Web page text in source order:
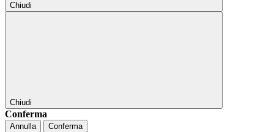
Chiudi
Chiudi
Conferma
Annulla Conferma